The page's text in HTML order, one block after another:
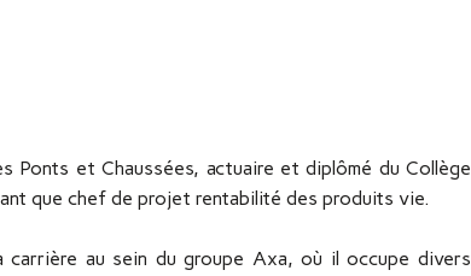
Ponts et Chaussées, actuaire et diplômé du Collège
que chef de projet rentabilité des produits vie.
au sein du groupe Axa, où il occupe divers